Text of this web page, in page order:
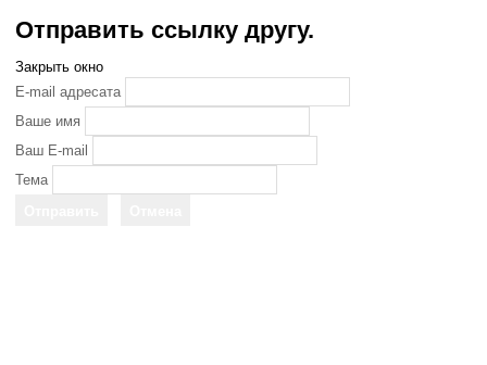
Отправить ссылку другу.
Закрыть окно
E-mail адресата
Ваше имя
Ваш E-mail
Тема